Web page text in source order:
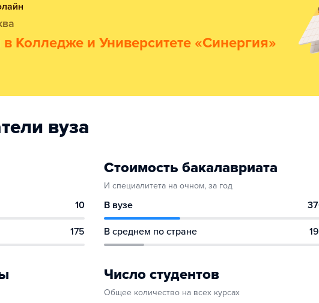
Колледже и Университете «Синергия»
вуза
10
175
Стоимость бакалавриата
И специалитета на очном, за год
В вузе
В среднем по стране
Число студентов
Общее количество на всех курсах